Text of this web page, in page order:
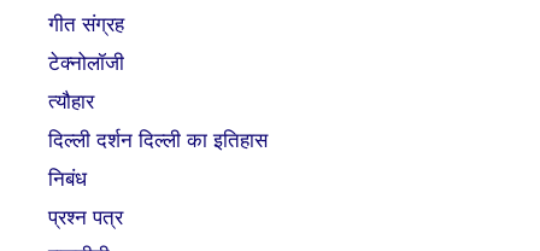
गीत संग्रह
टेक्नोलॉजी
त्यौहार
दिल्ली दर्शन दिल्ली का इतिहास
निबंध
प्रश्न पत्र